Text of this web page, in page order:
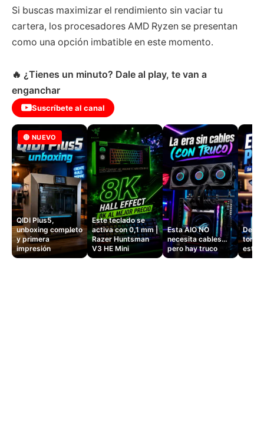
Si buscas maximizar el rendimiento sin vaciar tu
cartera, los procesadores AMD Ryzen se presentan
como una opción imbatible en este momento.
🔥 ¿Tienes un minuto? Dale al play, te van a
enganchar
Suscríbete al canal
🔴 NUEVO
QIDI Plus5,
unboxing completo
y primera
impresión
Este teclado se
activa con 0,1 mm |
Razer Huntsman
V3 HE Mini
Esta AIO NO
necesita cables…
pero hay truco
Dejé
este